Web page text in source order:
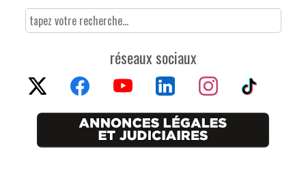
réseaux sociaux